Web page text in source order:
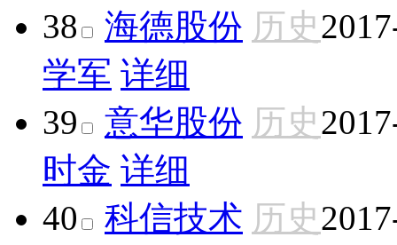
38
海德股份 历史
学军 详细
39
意华股份 历史
时金 详细
40
科信技术 历史